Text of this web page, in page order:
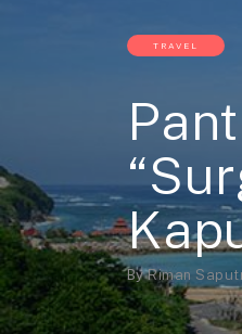
TRAVEL
ByRiman